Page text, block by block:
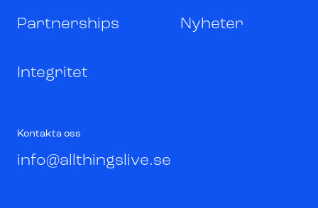
Partnerships Nyheter
Integritet
Kontakta oss
info@allthingslive.se